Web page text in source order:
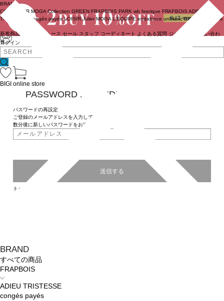
ログイン
BRAND
COUTURIER MOGA Collection GREEN FRAPBOIS PARK wb feerique FRAPBOIS ADIEU
TRISTESSE
congés payés LOISIR Julier MOGA L'EQUIPE endalence unbilanc BIGI online store
新着商品 ニュース セール スタッフ コーディネート よくある質問 ジャーナル
お問い合わ
せ
BRAND
すべての商品
FRAPBOIS
ADIEU TRISTESSE
congés payés
BIGI online store
PASSWORD REMINDER
パスワードの再設定
ご登録のメールアドレスを入力してください。
数分後に新しいパスワードをお送りいたします。
トップページへ